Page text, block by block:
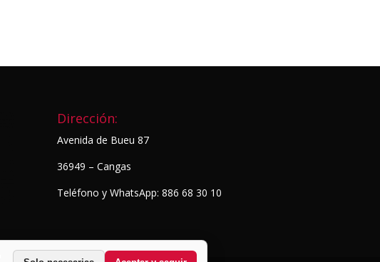
Dirección:
Avenida de Bueu 87
36949 – Cangas
Teléfono y WhatsApp: 886 68 30 10